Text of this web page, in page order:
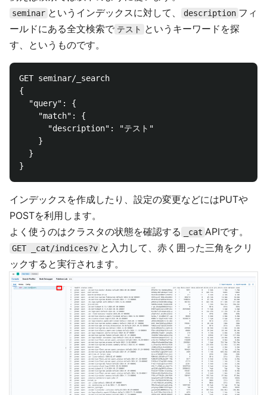
seminar というインデックスに対して、 description フィ
ールドにある全文検索で テスト というキーワードを探
す、というものです。
GET seminar/_search
{
  "query": {
    "match": {
      "description": "テスト"
    }
  }
インデックスを作成したり、設定の変更などにはPUTや
POSTを利用します。
よく使うのはクラスタの状態を確認する
_cat APIです。
GET _cat/indices?v と入力して、赤く囲った三角をクリ
ックすると実行されます。